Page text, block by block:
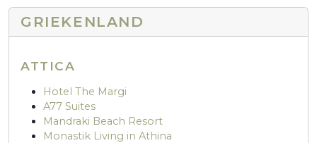
GRIEKENLAND
ATTICA
Hotel The Margi
A77 Suites
Mandraki Beach Resort
Monastik Living in Athina